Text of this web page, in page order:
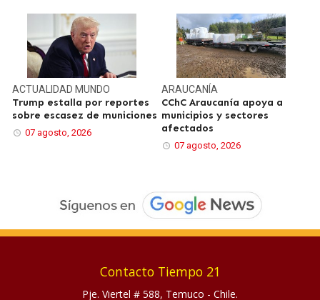
ACTUALIDAD MUNDO
Trump estalla por reportes
sobre escasez de municiones
07 agosto, 2026
ARAUCANÍA
CChC Araucanía apoya a
municipios y sectores
afectados
07 agosto, 2026
Contacto Tiempo 21
Pje. Viertel # 588, Temuco - Chile.